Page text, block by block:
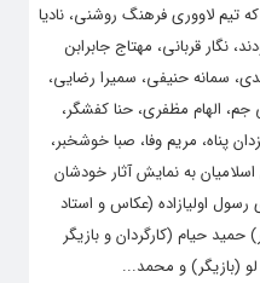
تیم لاووری فرهنگ روشنی، نادیا
نگار قربانی، مهتاج جابرابن
سمانه حنیفی، سمیرا رضایی،
الهام مظفری، حنا کفشگر،
پناه، مریم وفا، صبا خوشخبر،
به نمایش آثار خودشان
اولیازاده (عکاس و استاد
حمید حیام (کارگردان و بازیگر
(بازیگر) و محمد...